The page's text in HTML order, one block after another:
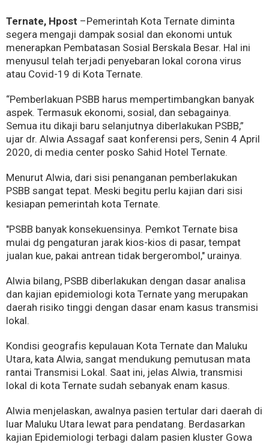
Ternate, Hpost –Pemerintah Kota Ternate diminta
segera mengaji dampak sosial dan ekonomi untuk
menerapkan Pembatasan Sosial Berskala Besar. Hal ini
menyusul telah terjadi penyebaran lokal corona virus
atau Covid-19 di Kota Ternate.
“Pemberlakuan PSBB harus mempertimbangkan banyak
aspek. Termasuk ekonomi, sosial, dan sebagainya.
Semua itu dikaji baru selanjutnya diberlakukan PSBB,”
ujar dr. Alwia Assagaf saat konferensi pers, Senin 4 April
2020, di media center posko Sahid Hotel Ternate.
Menurut Alwia, dari sisi penanganan pemberlakukan
PSBB sangat tepat. Meski begitu perlu kajian dari sisi
kesiapan pemerintah kota Ternate.
"PSBB banyak konsekuensinya. Pemkot Ternate bisa
mulai dg pengaturan jarak kios-kios di pasar, tempat
jualan kue, pakai antrean tidak bergerombol," urainya.
Alwia bilang, PSBB diberlakukan dengan dasar analisa
dan kajian epidemiologi kota Ternate yang merupakan
daerah risiko tinggi dengan dasar enam kasus transmisi
lokal.
Kondisi geografis kepulauan Kota Ternate dan Maluku
Utara, kata Alwia, sangat mendukung pemutusan mata
rantai Transmisi Lokal. Saat ini, jelas Alwia, transmisi
lokal di kota Ternate sudah sebanyak enam kasus.
Alwia menjelaskan, awalnya pasien tertular dari daerah di
luar Maluku Utara lewat para pendatang. Berdasarkan
kajian Epidemiologi terbagi dalam pasien kluster Gowa